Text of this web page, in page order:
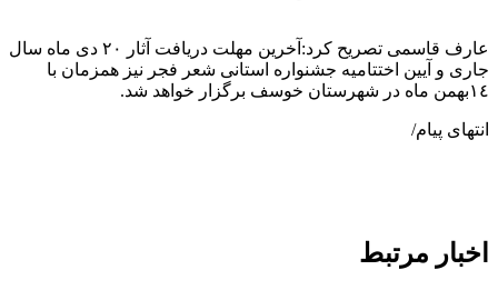
عارف قاسمی تصریح کرد:آخرین مهلت دریافت آثار ٢٠ دی ماه سال
جاری و آیین اختتامیه جشنواره استانی شعر فجر نیز همزمان با
١٤بهمن ماه در شهرستان خوسف برگزار خواهد شد.
انتهای پیام/
اخبار مرتبط